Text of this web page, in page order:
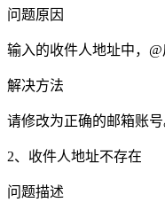
问题原因
输入的收件人地址中，
解决方法
请修改为正确的邮箱账号
2、收件人地址不存在
问题描述